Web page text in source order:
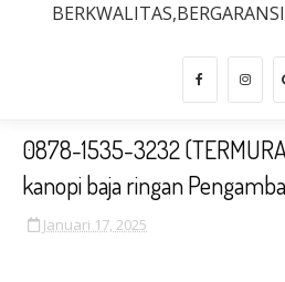
0878-1535-3232
kanopi baja ringan
Januari 17, 2025